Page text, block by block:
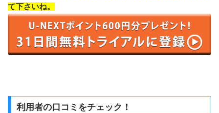
て下さいね。
利用者の口コミをチェック！